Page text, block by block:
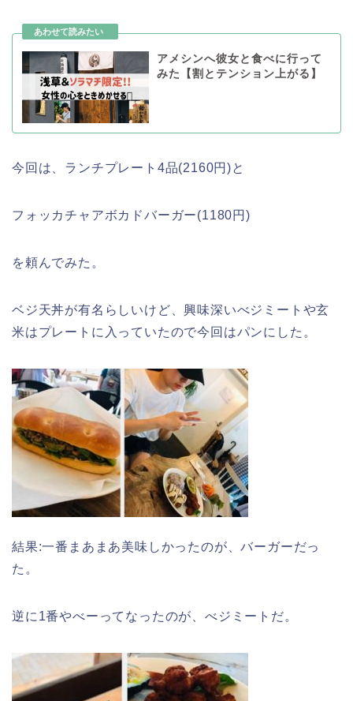
アメシンへ彼女と食べに行って
みた【割とテンション上がる】
今回は、ランチプレート4品(2160円)と
フォッカチャアボカドバーガー(1180円)
を頼んでみた。
ベジ天丼が有名らしいけど、興味深いべジミートや玄
米はプレートに入っていたので今回はパンにした。
結果:一番まあまあ美味しかったのが、バーガーだっ
た。
逆に1番やべーってなったのが、べジミートだ。